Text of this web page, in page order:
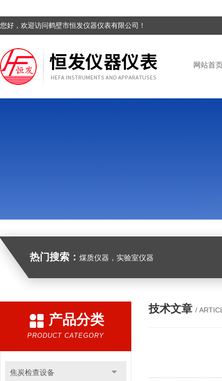
您好，欢迎访问鹤壁市恒发仪器仪表有限公司！
网站首
热门搜索： 煤质仪器，实验室仪器
产品分类
PRODUCT CATEGORY
焦炭检查设备
技术文章 /